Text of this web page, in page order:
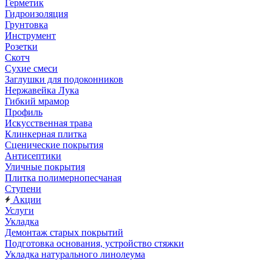
Герметик
Гидроизоляция
Грунтовка
Инструмент
Розетки
Скотч
Сухие смеси
Заглушки для подоконников
Нержавейка Лука
Гибкий мрамор
Профиль
Искусственная трава
Клинкерная плитка
Сценические покрытия
Антисептики
Уличные покрытия
Плитка полимернопесчаная
Ступени
Акции
Услуги
Укладка
Демонтаж старых покрытий
Подготовка основания, устройство стяжки
Укладка натурального линолеума